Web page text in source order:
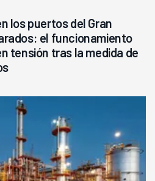
los puertos del Gran
el funcionamiento
tensión tras la medida de